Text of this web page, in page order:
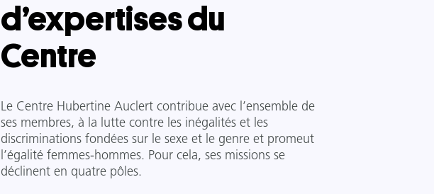
d’expertises du
Centre
Le Centre Hubertine Auclert contribue avec l’ensemble de
ses membres, à la lutte contre les inégalités et les
discriminations fondées sur le sexe et le genre et promeut
l’égalité femmes-hommes. Pour cela, ses missions se
déclinent en quatre pôles.